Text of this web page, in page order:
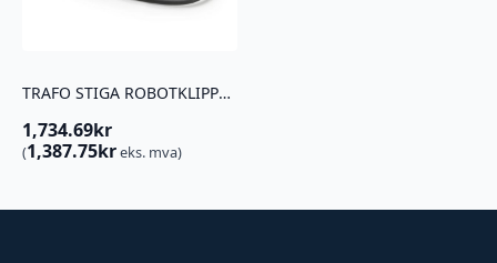
TRAFO STIGA ROBOTKLIPPER 2AH A300-3000
1,734.69kr
(1,387.75kreks. mva)